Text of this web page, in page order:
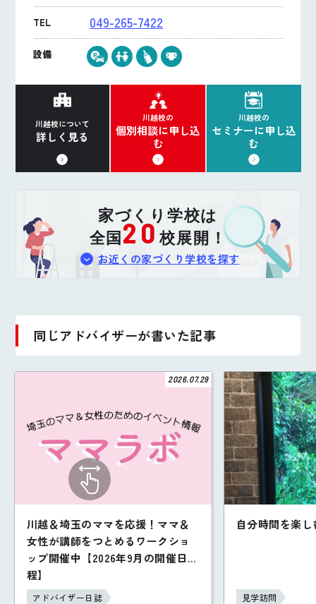
TEL 049-265-7422
設備
川越校について
詳しく見る
川越校の
個別相談に申し込
む
川越校の
セミナーに申し込
む
家づくり学校は
全国20校展開！
お近くの家づくり学校を探す
同じアドバイザーが書いた記事
川越＆埼玉のママを応援！ママ＆
女性が講師をつとめるワークショ
ップ開催中【2026年9月の開催日
程】
2026.07.29
アドバイザー日誌
自分時間を楽し
見学訪問